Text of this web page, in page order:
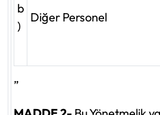
b
)
Diğer Personel
”